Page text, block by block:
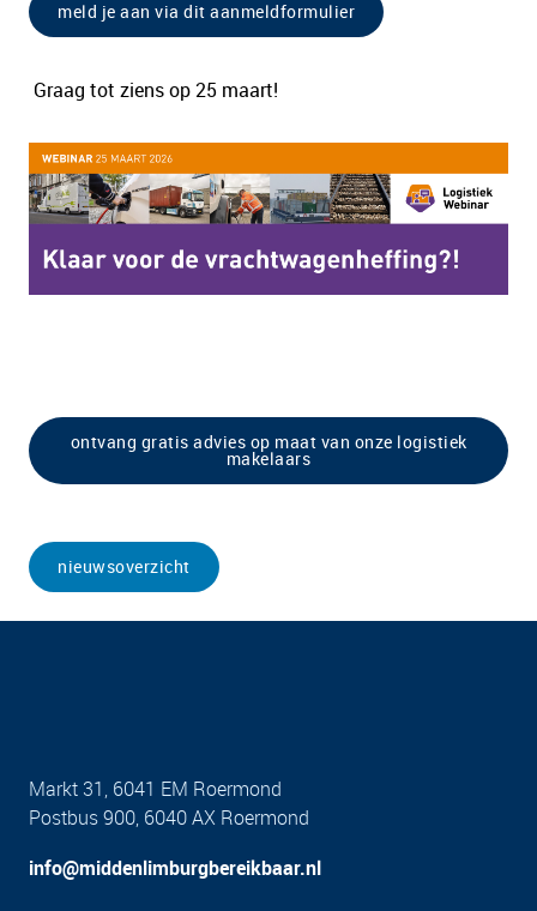
meld je aan via dit aanmeldformulier
Graag tot ziens op 25 maart!
ontvang gratis advies op maat van onze logistiek
makelaars
nieuwsoverzicht
Markt 31, 6041 EM Roermond
Postbus 900, 6040 AX Roermond
info@middenlimburgbereikbaar.nl